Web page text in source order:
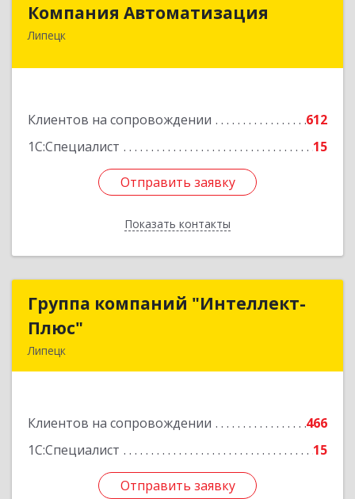
Компания Автоматизация
Липецк
Клиентов на сопровождении
612
1С:Специалист
15
Отправить заявку
Показать контакты
398001, Липецкая обл, Липецк г, Победы пл,
Отправить заявку
Назад
Группа компаний "Интеллект-
Плюс"
Липецк
Клиентов на сопровождении
466
1С:Специалист
15
Отправить заявку
Группа компаний "Интеллект-
Подробнее
Отправить заявку